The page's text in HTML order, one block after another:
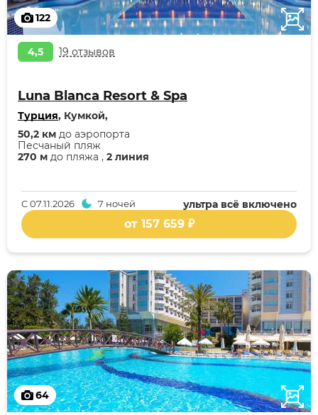
122
4,5 19 отзывов
Luna Blanca Resort & Spa
Турция, Кумкой,
270 м до пляжа , 2 линия
Песчаный пляж
50,2 км до аэропорта
ультра всё включено
С07.11.2026 7 ночей
от 157 659 ₽
64